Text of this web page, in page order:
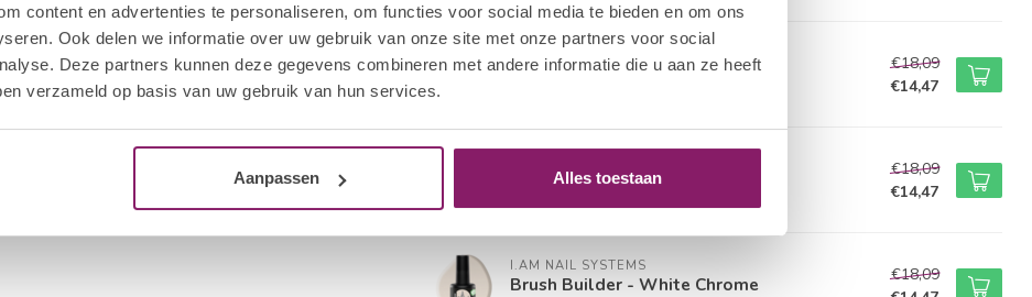
content en advertenties te personaliseren, om functies voor social media te bieden en om ons
Ook delen we informatie over uw gebruik van onze site met onze partners voor social
Deze partners kunnen deze gegevens combineren met andere informatie die u aan ze heeft
verzameld op basis van uw gebruik van hun services.
Aanpassen Alles toestaan
Brush Builder - Baby Pink
€18,09
€14,47
Brush Builder - Soft White
€18,09
€14,47
I.AM NAIL SYSTEMS
Brush Builder - White Chrome
€18,09